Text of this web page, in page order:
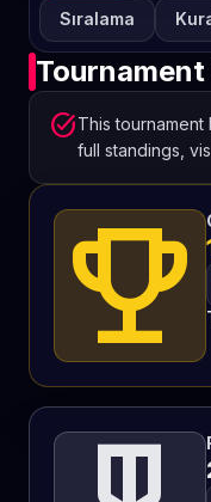
Sıralama
task_altThis
full standings,
emoji_events